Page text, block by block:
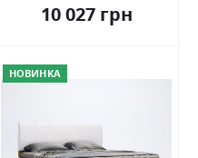
10 027 грн
НОВИНКА